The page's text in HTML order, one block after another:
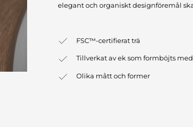
elegant och organiskt designföremål
FSC™-certifierat trä
Tillverkat av ek som formböjts
Olika mått och former